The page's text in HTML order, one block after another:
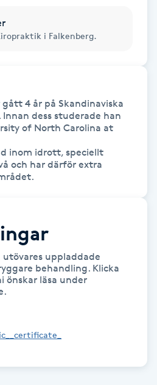
i Falkenberg.
gått 4 år på Skandinaviska
dess studerade han
of North Carolina at
inom idrott, speciellt
och har därför extra
uppladdade
behandling. Klicka
önskar läsa under